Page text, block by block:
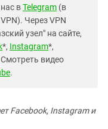
вTelegram (в
Через VPN
узел" на сайте,
*, Instagram*,
Смотреть видео
.
Facebook, Instagram и